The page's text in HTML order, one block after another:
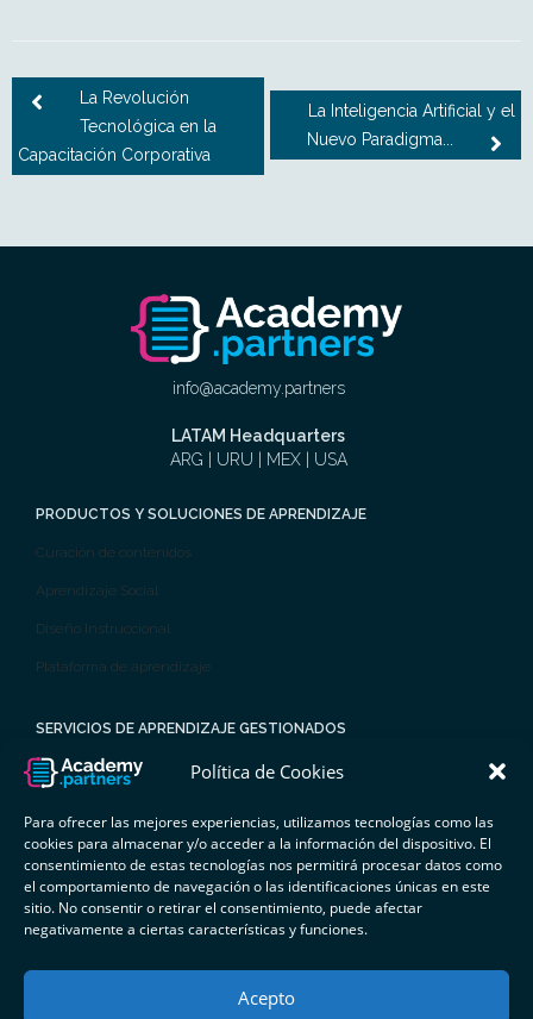
Política de Cookies
Para ofrecer las mejores experiencias, utilizamos tecnologías como las
cookies para almacenar y/o acceder a la información del dispositivo. El
consentimiento de estas tecnologías nos permitirá procesar datos como
el comportamiento de navegación o las identificaciones únicas en este
sitio. No consentir o retirar el consentimiento, puede afectar
negativamente a ciertas características y funciones.
Acepto
La Revolución
Tecnológica en la
Capacitación Corporativa
La Inteligencia Artificial y el
Nuevo Paradigma...
info@academy.partners
LATAM Headquarters
ARG | URU | MEX | USA
PRODUCTOS Y SOLUCIONES DE APRENDIZAJE
Curación de contenidos
Aprendizaje Social
Diseño Instruccional
Plataforma de aprendizaje
SERVICIOS DE APRENDIZAJE GESTIONADOS
Tutorías y administración
Aprendizaje por competencias
Planes
Privacidad|Política de Cookies